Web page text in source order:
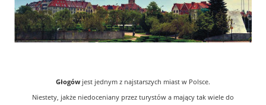
Głogówjest jednym z najstarszych miast w Polsce.
Niestety, jakże niedoceniany przez turystów a mający tak wiele do